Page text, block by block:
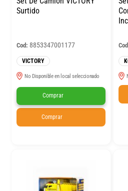
Surtido
Cod: 8853347001177
VICTORY
No Disponible en local seleccionado
Comprar
Comprar